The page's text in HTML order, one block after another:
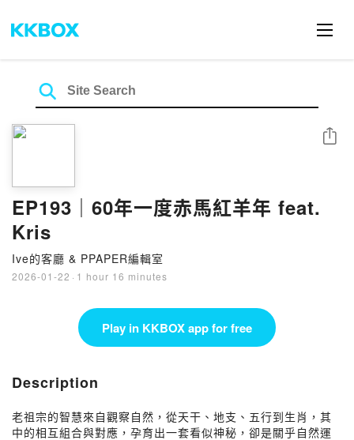
EP193｜60年一度赤馬紅羊年 feat.
Kris
Ive的客廳 & PPAPER編輯室
2026-01-22 · 1 hour 16 minutes
Share
Play in KKBOX app for free
Description
老祖宗的智慧來自觀察自然，從天干、地支、五行到生肖，其
中的相互組合與對應，孕育出一套看似神秘，卻是關乎自然運